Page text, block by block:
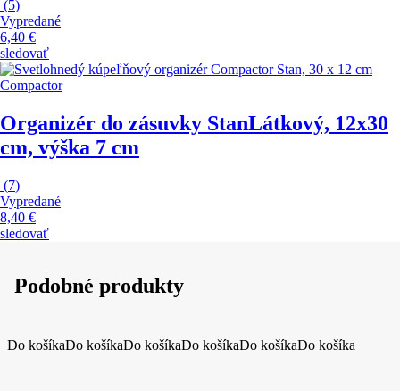
(5)
Vypredané
6,40 €
sledovať
Compactor
Organizér do zásuvky StanLátkový, 12x30
cm, výška 7 cm
(7)
Vypredané
8,40 €
sledovať
Podobné produkty
Do košíkaDo košíkaDo košíkaDo košíkaDo košíkaDo košíka